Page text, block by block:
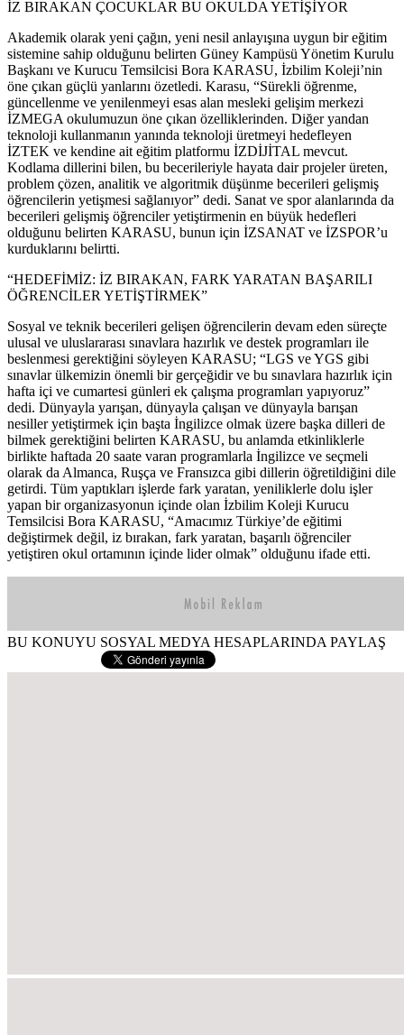
İZ BIRAKAN ÇOCUKLAR BU OKULDA YETİŞİYOR
Akademik olarak yeni çağın, yeni nesil anlayışına uygun bir eğitim
sistemine sahip olduğunu belirten Güney Kampüsü Yönetim Kurulu
Başkanı ve Kurucu Temsilcisi Bora KARASU, İzbilim Koleji’nin
öne çıkan güçlü yanlarını özetledi. Karasu, “Sürekli öğrenme,
güncellenme ve yenilenmeyi esas alan mesleki gelişim merkezi
İZMEGA okulumuzun öne çıkan özelliklerinden. Diğer yandan
teknoloji kullanmanın yanında teknoloji üretmeyi hedefleyen
İZTEK ve kendine ait eğitim platformu İZDİJİTAL mevcut.
Kodlama dillerini bilen, bu becerileriyle hayata dair projeler üreten,
problem çözen, analitik ve algoritmik düşünme becerileri gelişmiş
öğrencilerin yetişmesi sağlanıyor” dedi. Sanat ve spor alanlarında da
becerileri gelişmiş öğrenciler yetiştirmenin en büyük hedefleri
olduğunu belirten KARASU, bunun için İZSANAT ve İZSPOR’u
kurduklarını belirtti.
“HEDEFİMİZ: İZ BIRAKAN, FARK YARATAN BAŞARILI
ÖĞRENCİLER YETİŞTİRMEK”
Sosyal ve teknik becerileri gelişen öğrencilerin devam eden süreçte
ulusal ve uluslararası sınavlara hazırlık ve destek programları ile
beslenmesi gerektiğini söyleyen KARASU; “LGS ve YGS gibi
sınavlar ülkemizin önemli bir gerçeğidir ve bu sınavlara hazırlık için
hafta içi ve cumartesi günleri ek çalışma programları yapıyoruz”
dedi. Dünyayla yarışan, dünyayla çalışan ve dünyayla barışan
nesiller yetiştirmek için başta İngilizce olmak üzere başka dilleri de
bilmek gerektiğini belirten KARASU, bu anlamda etkinliklerle
birlikte haftada 20 saate varan programlarla İngilizce ve seçmeli
olarak da Almanca, Ruşça ve Fransızca gibi dillerin öğretildiğini dile
getirdi. Tüm yaptıkları işlerde fark yaratan, yeniliklerle dolu işler
yapan bir organizasyonun içinde olan İzbilim Koleji Kurucu
Temsilcisi Bora KARASU, “Amacımız Türkiye’de eğitimi
değiştirmek değil, iz bırakan, fark yaratan, başarılı öğrenciler
yetiştiren okul ortamının içinde lider olmak” olduğunu ifade etti.
BU KONUYU SOSYAL MEDYA HESAPLARINDA PAYLAŞ